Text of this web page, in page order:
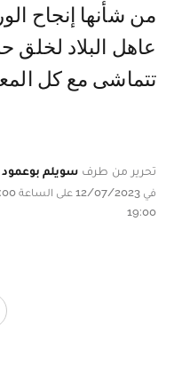
من شأنها إنجاح
عاهل البلاد لخلق
تتماشى مع كل
تحرير من طرف سويلم بوعمود
19:00